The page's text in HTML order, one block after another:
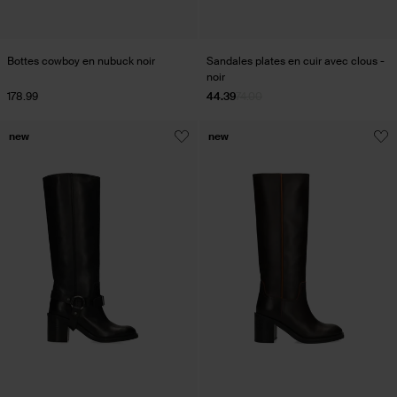
Bottes cowboy en nubuck noir
178.99
Sandales plates en cuir avec clous -
noir
44.39
new new